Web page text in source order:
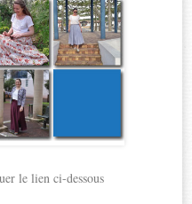
le lien ci-dessous